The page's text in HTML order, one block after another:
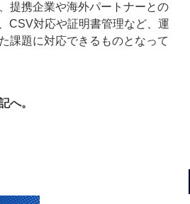
提携企業や海外パートナーとの
CSV対応や証明書管理など、運
課題に対応できるものとなって
へ。